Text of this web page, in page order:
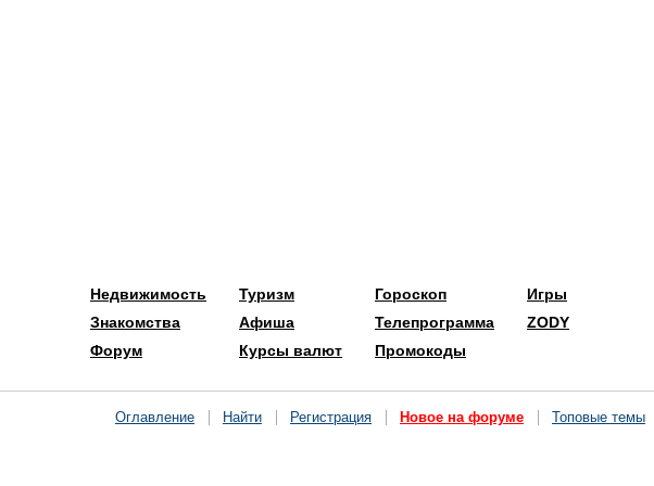
Недвижимость
Знакомства
Форум
Туризм
Афиша
Курсы валют
Гороскоп
Телепрограмма
Промокоды
Игры
ZODY
Оглавление Найти Регистрация Новое на форуме Топовые темы